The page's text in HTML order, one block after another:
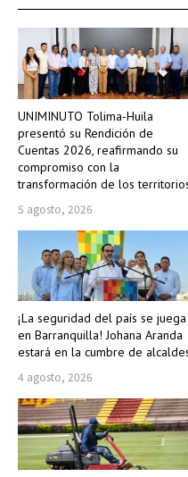
UNIMINUTO Tolima-Huila
presentó su Rendición de
Cuentas 2026, reafirmando su
compromiso con la
transformación de los
5 agosto, 2026
¡La seguridad del país se juega
en Barranquilla! Johana Aranda
estará en la cumbre de
4 agosto, 2026